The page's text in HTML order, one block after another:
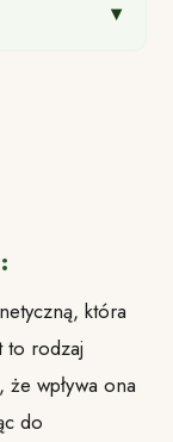
która
to rodzaj
​​wpływa ona
do